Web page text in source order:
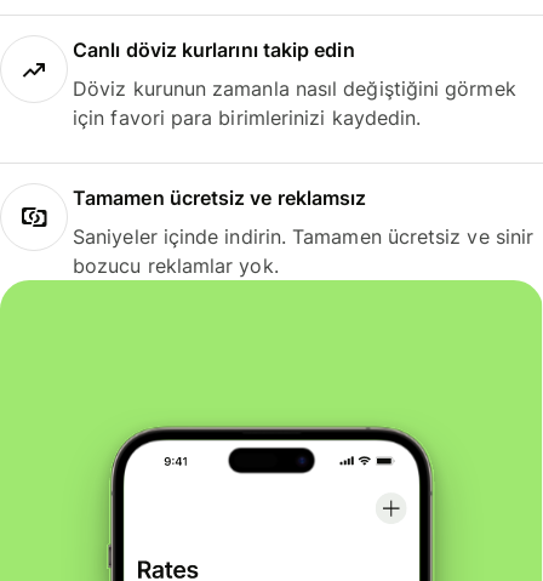
Canlı döviz kurlarını takip edin
Döviz kurunun zamanla nasıl değiştiğini görmek
için favori para birimlerinizi kaydedin.
Tamamen ücretsiz ve reklamsız
Saniyeler içinde indirin. Tamamen ücretsiz ve sinir
bozucu reklamlar yok.